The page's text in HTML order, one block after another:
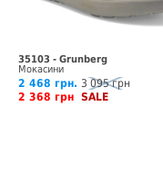
35103 - Grunberg
Мокасини
2 468 грн. 3 095 грн
2 368 грн SALE